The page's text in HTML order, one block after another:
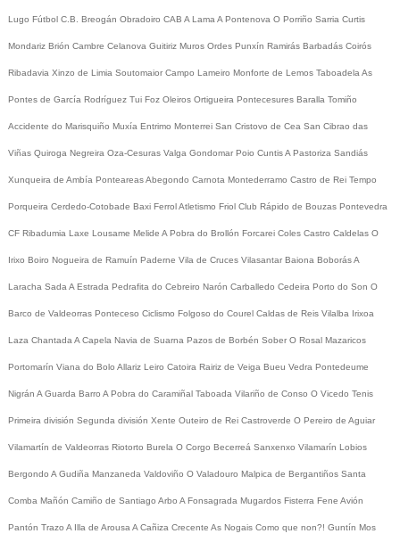
Lugo Fútbol C.B. Breogán Obradoiro CAB A Lama A Pontenova O Porriño Sarria Curtis
Mondariz Brión Cambre Celanova Guitiriz Muros Ordes Punxín Ramirás Barbadás Coirós
Ribadavia Xinzo de Limia Soutomaior Campo Lameiro Monforte de Lemos Taboadela As
Pontes de García Rodríguez Tui Foz Oleiros Ortigueira Pontecesures Baralla Tomiño
Accidente do Marisquiño Muxía Entrimo Monterrei San Cristovo de Cea San Cibrao das
Viñas Quiroga Negreira Oza-Cesuras Valga Gondomar Poio CuntisA Pastoriza Sandiás
Xunqueira de Ambía PonteareasAbegondo Carnota Montederramo Castro de Rei Tempo
Porqueira Cerdedo-Cotobade Baxi FerrolAtletismo Friol Club Rápido de Bouzas Pontevedra
CF Ribadumia Laxe Lousame Melide A Pobra do Brollón Forcarei Coles Castro Caldelas O
Irixo Boiro Nogueira de Ramuín Paderne Vila de Cruces Vilasantar Baiona BoborásA
Laracha Sada A Estrada Pedrafita do Cebreiro Narón Carballedo Cedeira Porto do Son O
Barco de Valdeorras Ponteceso Ciclismo Folgoso do Courel Caldas de Reis Vilalba Irixoa
Laza Chantada A Capela Navia de Suarna Pazos de Borbén Sober O Rosal Mazaricos
Portomarín Viana do Bolo Allariz Leiro Catoira Rairiz de Veiga Bueu Vedra Pontedeume
Nigrán A Guarda Barro A Pobra do Caramiñal Taboada Vilariño de Conso O Vicedo Tenis
Primeira división Segunda división Xente Outeiro de Rei Castroverde O Pereiro de Aguiar
Vilamartín de Valdeorras Riotorto Burela O Corgo Becerreá Sanxenxo Vilamarín Lobios
Bergondo A Gudiña Manzaneda Valdoviño O Valadouro Malpica de Bergantiños Santa
Comba Mañón Camiño de Santiago Arbo A Fonsagrada Mugardos Fisterra Fene Avión
Pantón Trazo A Illa de Arousa A Cañiza Crecente As Nogais Como que non?! Guntín Mos